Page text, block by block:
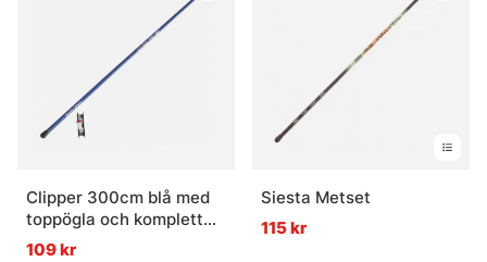
Clipper 300cm blå med
toppögla och komplett
metrev 40mm
109 kr
Siesta Metset
115 kr